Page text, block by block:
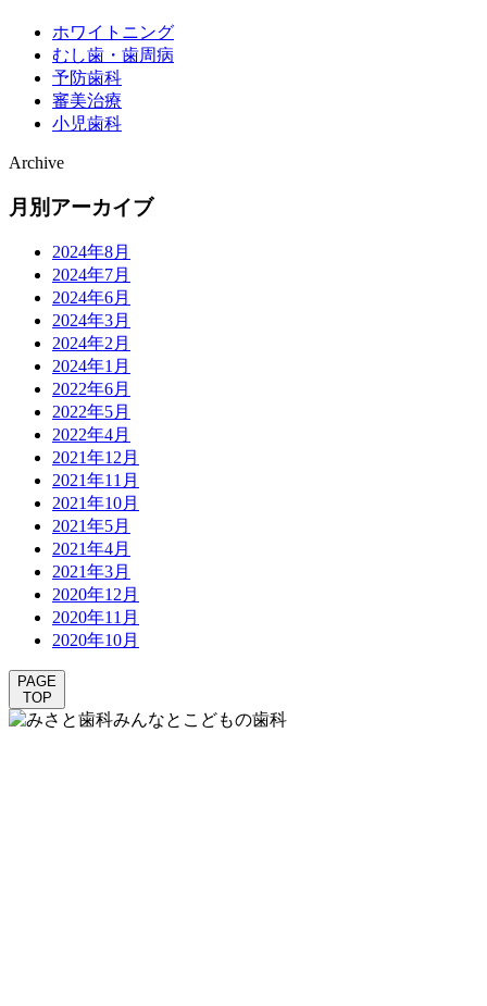
ホワイトニング
むし歯・歯周病
予防歯科
審美治療
小児歯科
Archive
月別アーカイブ
2024年8月
2024年7月
2024年6月
2024年3月
2024年2月
2024年1月
2022年6月
2022年5月
2022年4月
2021年12月
2021年11月
2021年10月
2021年5月
2021年4月
2021年3月
2020年12月
2020年11月
2020年10月
PAGE
TOP